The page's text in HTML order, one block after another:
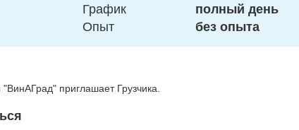
График
полный день
Опыт
без опыта
приглашает Грузчика.